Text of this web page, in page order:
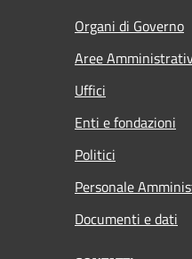
Organi di Governo
Aree
Uffici
Enti e fondazioni
Politici
Personale
Documenti e dati